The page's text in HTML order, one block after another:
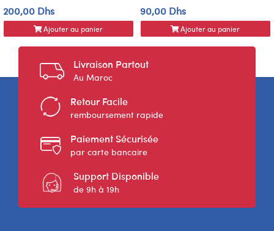
200,00 Dhs
Ajouter au panier
90,00 Dhs
Ajouter au panier
Livraison Partout
Au Maroc
Retour Facile
remboursement rapide
Paiement Sécurisée
par carte bancaire
Support Disponible
de 9h à 19h